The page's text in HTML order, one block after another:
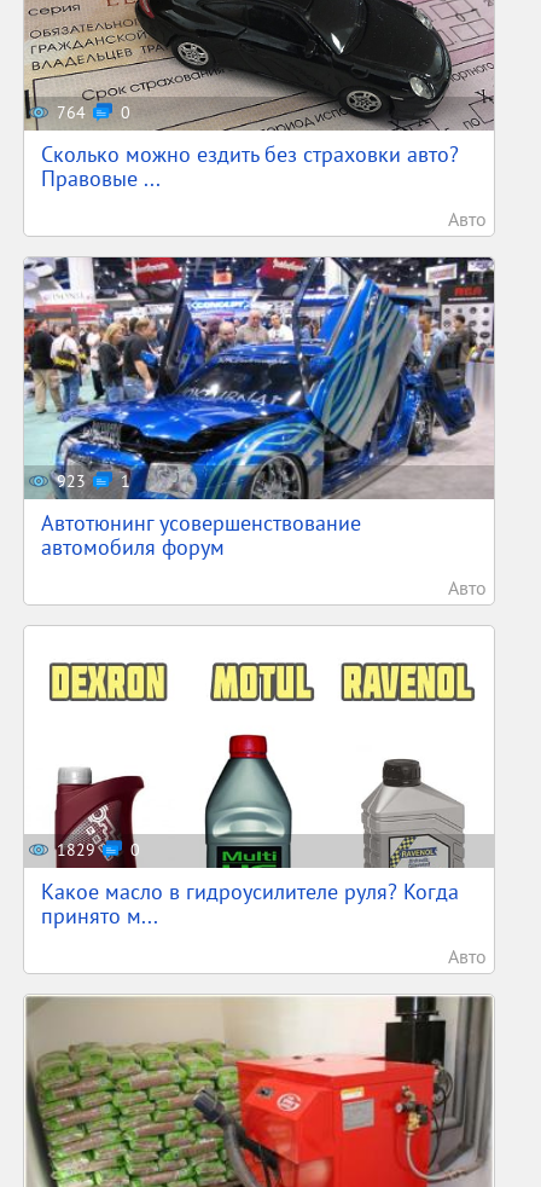
764 0
Сколько можно ездить без страховки авто?
Правовые ...
Авто
923 1
Автотюнинг усовершенствование
автомобиля форум
Авто
1829 0
Какое масло в гидроусилителе руля? Когда
принято м...
Авто